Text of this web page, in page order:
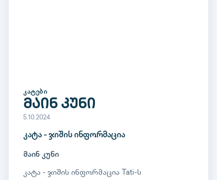
ᲙᲐᲢᲔᲑᲘ
მაინ კუნი
5.10.2024
კატა - ჯიშის ინფორმაცია
მაინ კუნი
კატა - ჯიშის ინფორმაცია Tati-ს